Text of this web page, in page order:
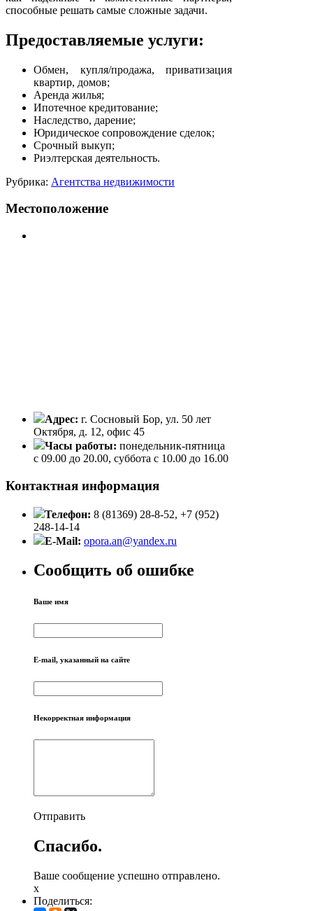
способные решать самые сложные задачи.
Предоставляемые услуги:
Обмен, купля/продажа, приватизация
квартир, домов;
Аренда жилья;
Ипотечное кредитование;
Наследство, дарение;
Юридическое сопровождение сделок;
Срочный выкуп;
Риэлтерская деятельность.
Рубрика: Агентства недвижимости
Местоположение
Адрес: г. Сосновый Бор, ул. 50 лет
Октября, д. 12, офис 45
Часы работы: понедельник-пятница
с 09.00 до 20.00, суббота с 10.00 до 16.00
Контактная информация
Телефон: 8 (81369) 28-8-52, +7 (952)
248-14-14
E-Mail: opora.an@yandex.ru
Сообщить об ошибке
Ваше имя
E-mail, указанный на сайте
Некорректная информация
Отправить
Спасибо.
Ваше сообщение успешно отправлено.
x
Поделиться: